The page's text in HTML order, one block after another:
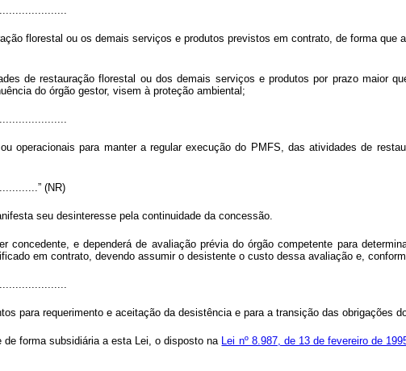
florestal ou os demais serviços e produtos previstos em contrato, de forma que
de restauração florestal ou dos demais serviços e produtos por prazo maior
do órgão gestor, visem à proteção ambiental;
operacionais para manter a regular execução do PMFS, das atividades de
(NR)
seu desinteresse pela continuidade da concessão.
e dependerá de avaliação prévia do órgão competente para
em contrato, devendo assumir o desistente o custo dessa avaliação e,
para requerimento e aceitação da desistência e para a transição das obrigações
forma subsidiária a esta Lei, o disposto na Lei nº 8.987, de 13 de fevereiro de